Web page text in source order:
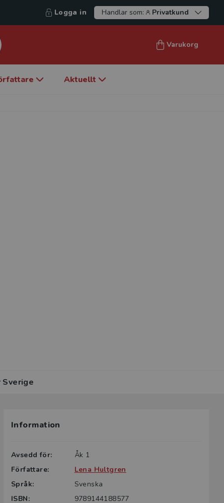
Logga in Handlar som: Privatkund
Varukorg
Aktuellt
Information
Avsedd för:
Åk 1
Författare:
Lena Hultgren
Språk:
Svenska
ISBN:
9789144188577